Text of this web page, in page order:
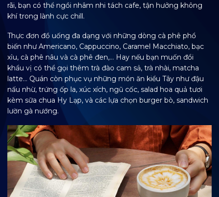
rãi, bạn có thể ngồi nhâm nhi tách cafe, tận hưởng không
khí trong lành cực chill.
Thực đơn đồ uống đa dạng với những dòng cà phê phổ
biến như Americano, Cappuccino, Caramel Macchiato, bạc
xỉu, cà phê nâu và cà phê đen,… Hay nếu bạn muốn đổi
khẩu vị có thể gọi thêm trà đào cam sả, trà nhài, matcha
latte… Quán còn phục vụ những món ăn kiểu Tây như đậu
nấu nhừ, trứng ốp la, xúc xích, ngũ cốc, salad hoa quả tươi
kèm sữa chua Hy Lạp, và các lựa chọn burger bò, sandwich
lườn gà nướng.